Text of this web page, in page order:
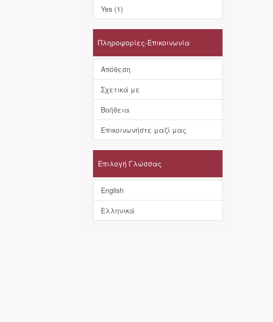
Yes (1)
Πληροφορίες-Επικοινωνία
Απόθεση
Σχετικά με
Βοήθεια
Επικοινωνήστε μαζί μας
Επιλογή Γλώσσας
English
Ελληνικά